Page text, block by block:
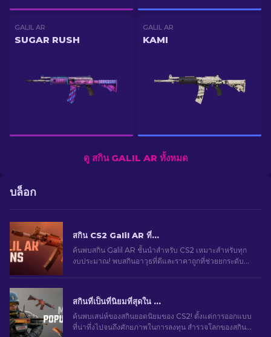
GALIL AR
SUGAR RUSH
GALIL AR
KAMI
ดู สกิน GALIL AR ทั้งหมด
บล็อก
สกิน CS2 Galil AR ที่ดีที่สุด (ทุกงบประมาณ): คู่มือ [2026]
ค้นพบสกิน Galil AR ชั้นนําสำหรับ CS2 เหมาะสำหรับทุก
งบประมาณ! พบสกินอาวุธที่ดีและราคาถูกที่ช่วยยกระดับ
สกินที่เป็นที่นิยมที่สุดใน CS2
ค้นพบเสน่ห์ของสกินยอดนิยมของ CS2! ตั้งแต่การออกแบบ
ที่น่าทึ่งไปจนถึงศักยภาพในการลงทุน สำรวจโลกของสกิน